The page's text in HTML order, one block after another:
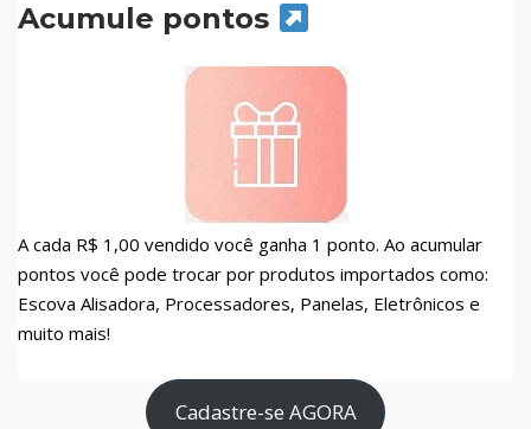
Acumule pontos
A cada R$ 1,00 vendido você ganha 1 ponto. Ao acumular
pontos você pode trocar por produtos importados como:
Escova Alisadora, Processadores, Panelas, Eletrônicos e
muito mais!
Cadastre-se AGORA